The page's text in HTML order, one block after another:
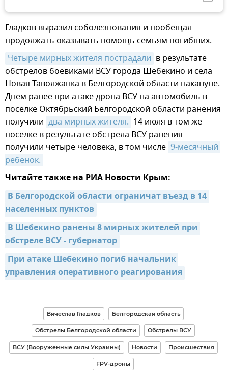
Гладков выразил соболезнования и пообещал
продолжать оказывать помощь семьям погибших.
Четыре мирных жителя пострадали в результате
обстрелов боевиками ВСУ города Шебекино и села
Новая Таволжанка в Белгородской области накануне.
Днем ранее при атаке дрона ВСУ на автомобиль в
поселке Октябрьский Белгородской области ранения
получили два мирных жителя. 14 июля в том же
поселке в результате обстрела ВСУ ранения
получили четыре человека, в том числе 9-месячный
ребенок.
Читайте также на РИА Новости Крым:
В Белгородской области ограничат въезд в 14
населенных пунктов
В Шебекино ранены 8 мирных жителей при
обстреле ВСУ - губернатор
При атаке Шебекино погиб начальник
управления оперативного реагирования
Вячеслав Гладков Белгородская область
Обстрелы Белгородской области Обстрелы ВСУ
ВСУ (Вооруженные силы Украины) Новости Происшествия
FPV-дроны